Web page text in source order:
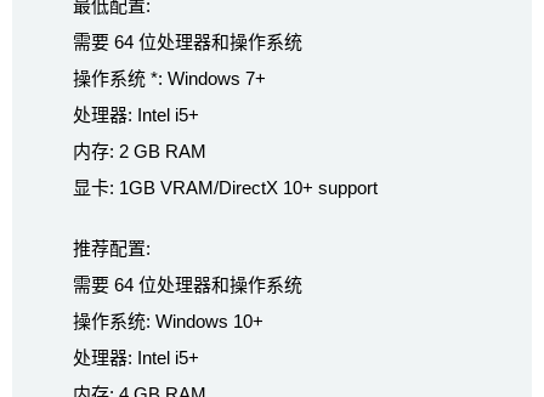
最低配置:
需要 64 位处理器和操作系统
操作系统 *: Windows 7+
处理器: Intel i5+
内存: 2 GB RAM
显卡: 1GB VRAM/DirectX 10+ support
推荐配置:
需要 64 位处理器和操作系统
操作系统: Windows 10+
处理器: Intel i5+